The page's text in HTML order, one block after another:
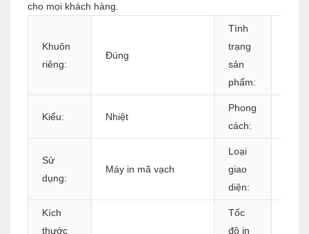
cho mọi khách hàng.
Khuôn
riêng:
Đúng
Tình
trạng
sản
phẩm:
Kiểu: Nhiệt
Phong
cách:
Sử
dụng:
Máy in mã vạch
Loại
giao
diện:
Kích
thước
Tốc
độ in